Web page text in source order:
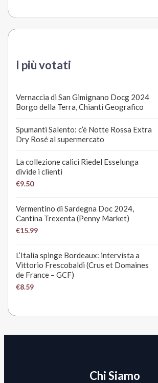
I più votati
Vernaccia di San Gimignano Docg 2024
Borgo della Terra, Chianti Geografico
Spumanti Salento: c’è Notte Rossa Extra
Dry Rosé al supermercato
La collezione calici Riedel Esselunga
divide i clienti
€9.50
Vermentino di Sardegna Doc 2024,
Cantina Trexenta (Penny Market)
€15.99
L’Italia spinge Bordeaux: intervista a
Vittorio Frescobaldi (Crus et Domaines
de France – GCF)
€8.59
Chi Siamo